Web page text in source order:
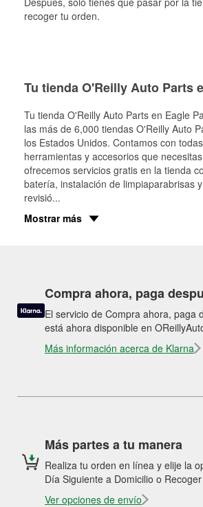
recoger tu orden.
Tu tienda O'Reilly Auto Parts
Tu tienda O'Reilly Auto Parts en Eagle
las más de 6,000 tiendas O'Reilly Auto
los Estados Unidos. Contamos con
herramientas y accesorios que
ofrecemos servicios gratis en la tienda
batería, instalación de limpiaparabrisas
revisió...
Mostrar más
Compra ahora, paga
El servicio de Compra ahora, paga
está ahora disponible en
Más información acerca de Klarna
Más partes a tu manera
Realiza tu orden en línea y elije la
Día Siguiente a Domicilio o
Ver opciones de envío